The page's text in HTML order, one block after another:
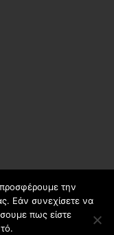
Γενικό Λύκειο
.
την
Εάν συνεχίσετε να
πως είστε